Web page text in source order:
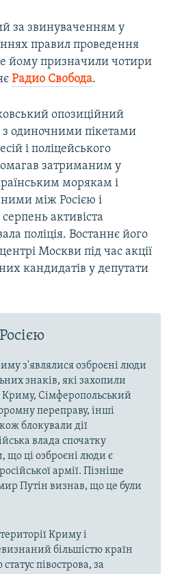
за звинуваченням у
правил проведення
йому призначили чотири
Радио Свобода.
опозиційний
з одиночними пікетами
і поліцейського
затриманим у
морякам і
між Росією і
активіста
поліція. Востаннє його
Москви під час акції
кандидатів у депутати
з'являлися озброєні люди
знаків, які захопили
Криму, Сімферопольський
переправу, інші
блокували дії
влада спочатку
що ці озброєні люди є
армії. Пізніше
Путін визнав, що це були
Криму і
більшістю країн
півострова, за